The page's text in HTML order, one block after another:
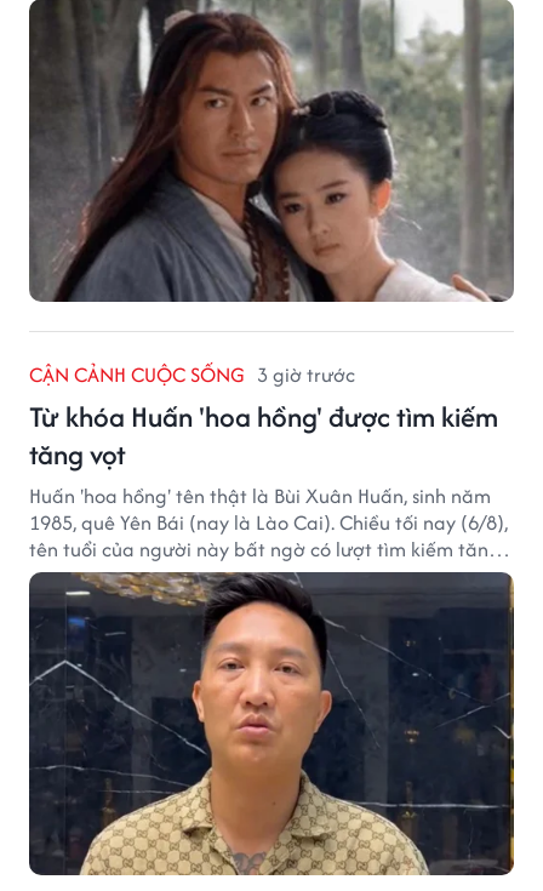
CẬN CẢNH CUỘC SỐNG 3 giờ trước
Từ khóa Huấn 'hoa hồng' được tìm kiếm
tăng vọt
Huấn 'hoa hồng' tên thật là Bùi Xuân Huấn, sinh năm
1985, quê Yên Bái (nay là Lào Cai). Chiều tối nay (6/8),
tên tuổi của người này bất ngờ có lượt tìm kiếm tăng
vọt.